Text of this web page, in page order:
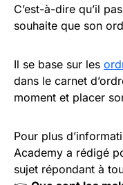
C’est-à-dire qu’il
souhaite que son
Il se base sur les
dans le carnet
moment et placer
Pour plus
Academy a rédigé
sujet répondant à